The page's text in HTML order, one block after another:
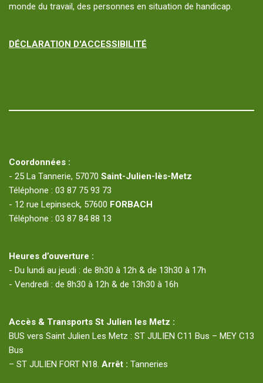
monde du travail, des personnes en situation de handicap.
DÉCLARATION D'ACCESSIBILITÉ
Coordonnées :
- 25 La Tannerie, 57070 Saint-Julien-lès-Metz
Téléphone : 03 87 75 93 73
- 12 rue Lepinseck, 57600 FORBACH
Téléphone : 03 87 84 88 13
Heures d’ouverture :
- Du lundi au jeudi : de 8h30 à 12h & de 13h30 à 17h
- Vendredi : de 8h30 à 12h & de 13h30 à 16h
Accès & Transports St Julien les Metz :
BUS vers Saint Julien Les Metz : ST JULIEN C11 Bus – MEY C13
Bus
– ST JULIEN FORT N18. Arrêt : Tanneries